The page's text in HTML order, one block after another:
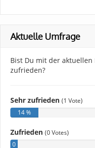
Aktuelle Umfrage